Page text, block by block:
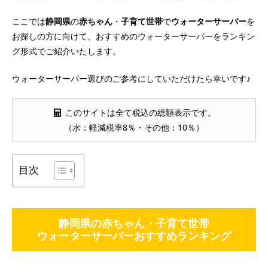
ここでは静岡県の赤ちゃん ・ 子育て世帯でウォーターサーバーを
お探しの方に向けて、おすすめのウォーターサーバーをランキン
グ形式でご紹介いたします。
ウォーターサーバー選びのご参考にしていただけたら幸いです♪
このサイトは全て税込の総額表示です。
（水：軽減税率8％・その他：10％）
目次
静岡県の赤ちゃん・子育て世帯
ウォーターサーバーおすすめランキング